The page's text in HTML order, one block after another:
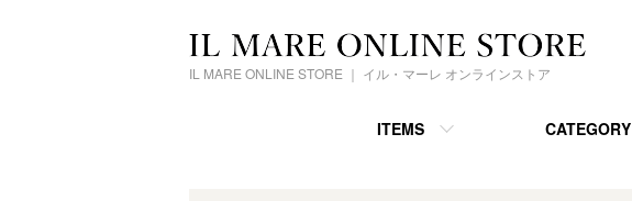
IL MARE ONLINE STORE ｜ イル・マーレ オンラインストア
ITEMS CATEGORY